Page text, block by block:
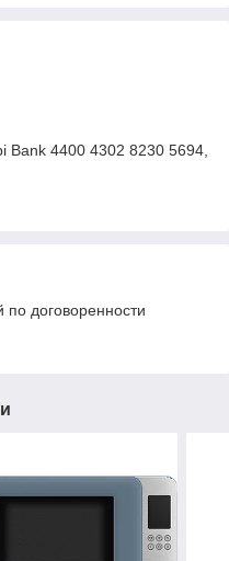
Bank 4400 4302 8230 5694,
по договоренности